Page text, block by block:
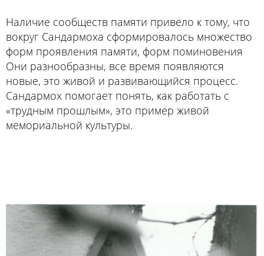
Наличие сообществ памяти привело к тому, что
вокруг Сандармоха сформировалось множество
форм проявления памяти, форм поминовения
Они разнообразны, все время появляются
новые, это живой и развивающийся процесс.
Сандармох помогает понять, как работать с
«трудным прошлым», это пример живой
мемориальной культуры.